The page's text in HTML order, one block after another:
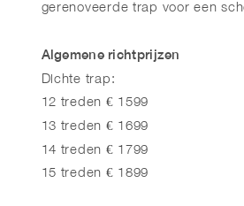
gerenoveerde trap voor een
Algemene richtprijzen
Dichte trap:
12 treden € 1599
13 treden € 1699
14 treden € 1799
15 treden € 1899